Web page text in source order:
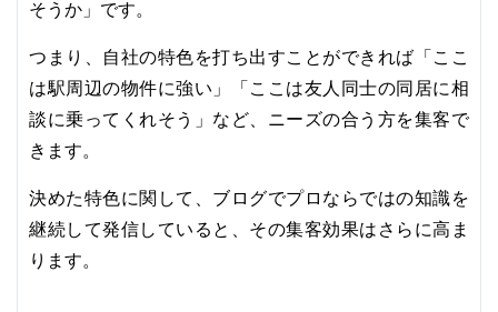
そうか」です。
つまり、自社の特色を打ち出すことができれば「ここ
は駅周辺の物件に強い」「ここは友人同士の同居に相
談に乗ってくれそう」など、ニーズの合う方を集客で
きます。
決めた特色に関して、ブログでプロならではの知識を
継続して発信していると、その集客効果はさらに高ま
ります。